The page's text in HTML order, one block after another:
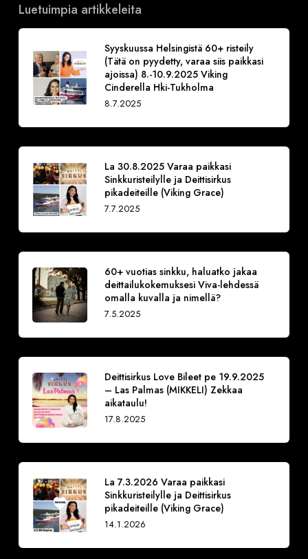
Luetuimpia artikkeleita
Syyskuussa Helsingistä 60+ risteily
(Tätä on pyydetty, varaa siis paikkasi
ajoissa) 8.-10.9.2025 Viking
Cinderella Hki-Tukholma
8.7.2025
La 30.8.2025 Varaa paikkasi
Sinkkuristeilylle ja Deittisirkus
pikadeiteille (Viking Grace)
7.7.2025
60+ vuotias sinkku, haluatko jakaa
deittailukokemuksesi Viva-lehdessä
omalla kuvalla ja nimellä?
7.5.2025
Deittisirkus Love Bileet pe 19.9.2025
– Las Palmas (MIKKELI) Zekkaa
aikataulu!
17.8.2025
La 7.3.2026 Varaa paikkasi
Sinkkuristeilylle ja Deittisirkus
pikadeiteille (Viking Grace)
14.1.2026